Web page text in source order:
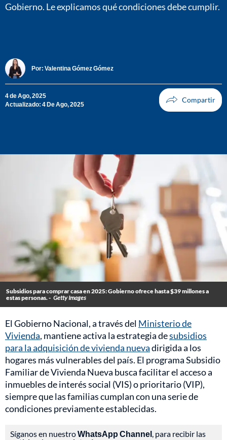
Gobierno. Le explicamos qué condiciones debe cumplir.
Por: Valentina Gómez Gómez
4 de Ago, 2025
Actualizado: 4 De Ago, 2025
Subsidios para comprar casa en 2025: Gobierno ofrece hasta $39 millones a
estas personas. - Getty Images
El Gobierno Nacional, a través del Ministerio de
Vivienda, mantiene activa la estrategia desubsidios
para la adquisición de vivienda nuevadirigida a los
hogares más vulnerables del país. El programa Subsidio
Familiar de Vivienda Nueva busca facilitar el acceso a
inmuebles de interés social (VIS) o prioritario (VIP),
siempre que las familias cumplan con una serie de
condiciones previamente establecidas.
Síganos en nuestroWhatsApp Channel, para recibir las